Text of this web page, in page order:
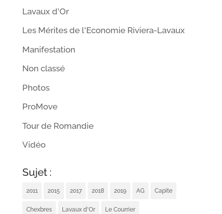
Lavaux d'Or
Les Mérites de l'Economie Riviera-Lavaux
Manifestation
Non classé
Photos
ProMove
Tour de Romandie
Vidéo
Sujet :
2011 2015 2017 2018 2019 AG Capite
Chexbres Lavaux d'Or Le Courrier